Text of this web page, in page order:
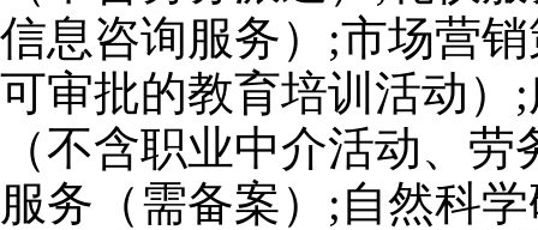
信息咨询服务）;市场营
可审批的教育培训活动）
（不含职业中介活动、
服务（需备案）;自然科